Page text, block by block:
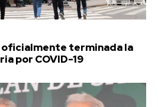
oficialmente terminada la
por COVID-19